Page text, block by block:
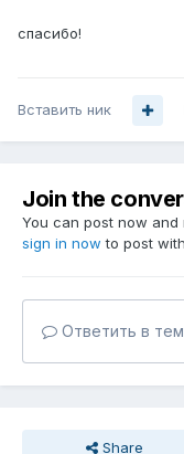
спасибо!
Вставить ник
Join the
You can post now
sign in now to post
Ответить в
Share